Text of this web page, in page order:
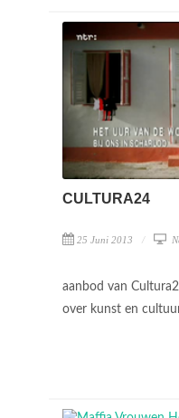
CULTURA24
25 Juni 2013
aanbod van
over kunst en